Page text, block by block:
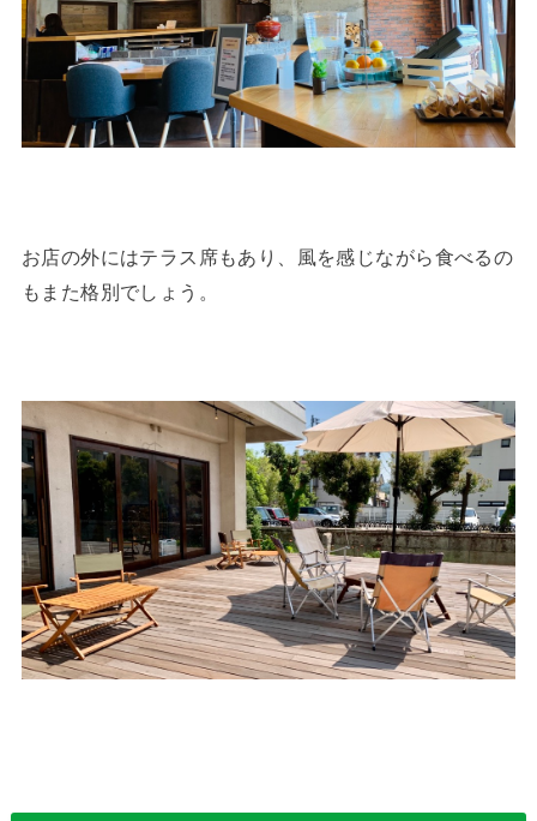
お店の外にはテラス席もあり、風を感じながら食べるの
もまた格別でしょう。